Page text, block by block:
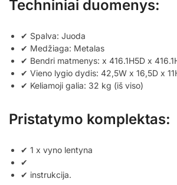
Techniniai duomenys:
✔ Spalva: Juoda
✔ Medžiaga: Metalas
✔ Bendri matmenys: x 416.1H5D x
✔ Vieno lygio dydis: 42,5W x 16,5D x
✔ Keliamoji galia: 32 kg (iš viso)
Pristatymo komplektas:
✔ 1 x vyno lentyna
✔
✔ instrukcija.